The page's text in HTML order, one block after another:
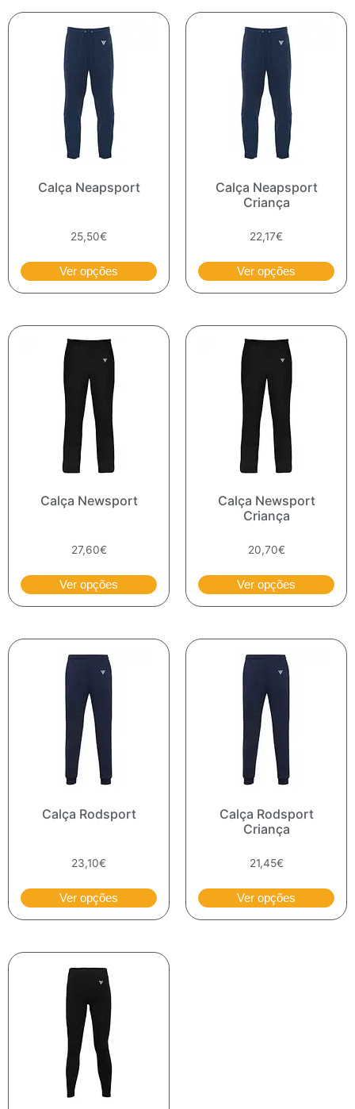
Calça Neapsport
25,50€
Ver opções
Calça Neapsport
Criança
22,17€
Ver opções
Calça Newsport
27,60€
Ver opções
Calça Newsport
Criança
20,70€
Ver opções
Calça Rodsport
23,10€
Ver opções
Calça Rodsport
Criança
21,45€
Ver opções